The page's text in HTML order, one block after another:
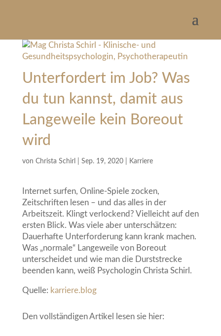
Unterfordert im Job? Was
du tun kannst, damit aus
Langeweile kein Boreout
wird
von Christa Schirl Sep. 19, 2020| Karriere
Internet surfen, Online-Spiele zocken,
Zeitschriften lesen – und das alles in der
Arbeitszeit. Klingt verlockend? Vielleicht auf den
ersten Blick. Was viele aber unterschätzen:
Dauerhafte Unterforderung kann krank machen.
Was „normale“ Langeweile von Boreout
unterscheidet und wie man die Durststrecke
beenden kann, weiß Psychologin Christa Schirl.
Quelle: karriere.blog
Den vollständigen Artikel lesen sie hier: